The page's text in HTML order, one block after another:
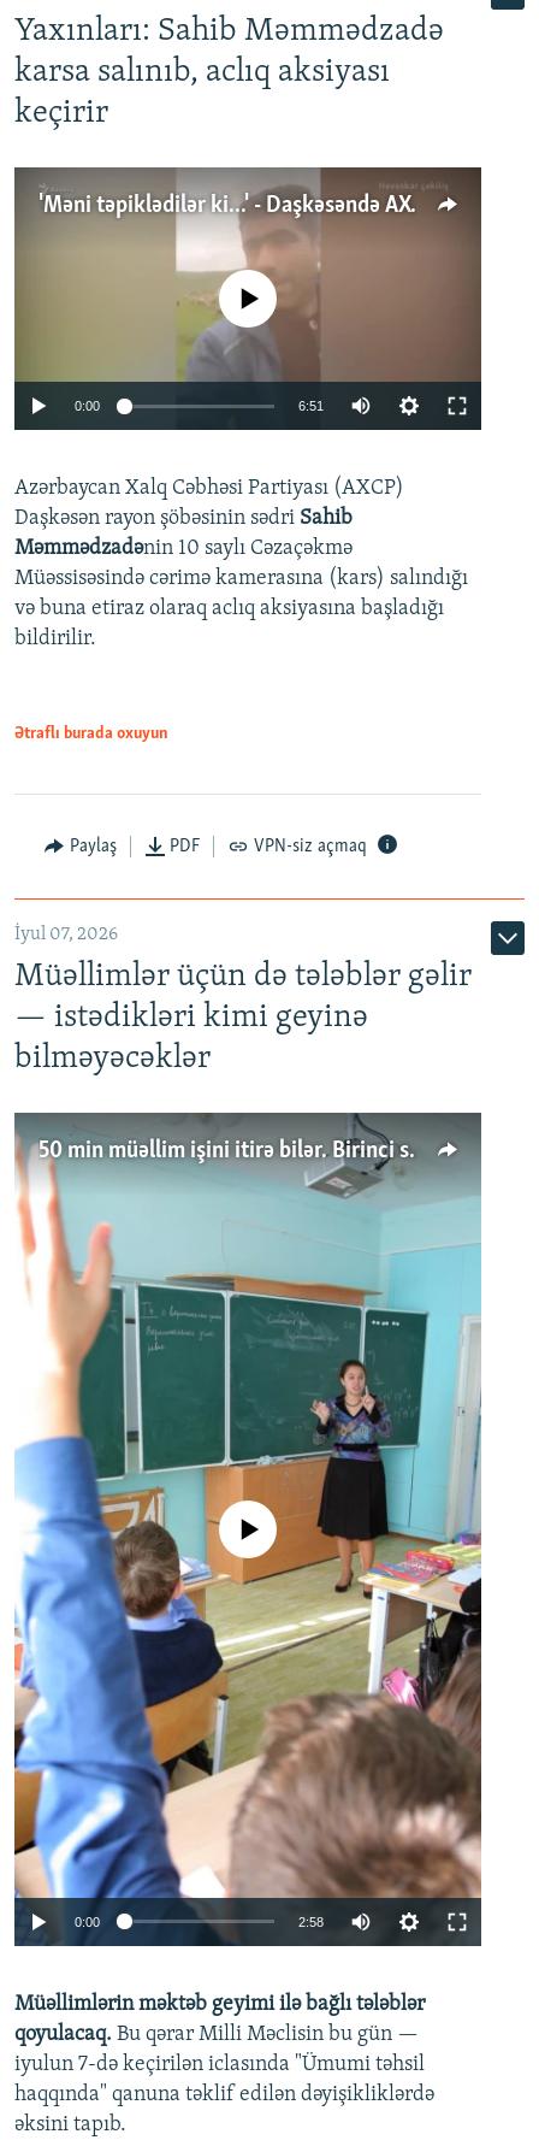
Yaxınları: Sahib Məmmədzadə
karsa salınıb, aclıq aksiyası
keçirir
'Məni təpiklədilər ki...' - Daşkəsəndə AXCP fəalının yaxınları onun həbsinə etiraz edirlər
Auto 240p 360p
720p 1080p
No media source currently available
0:00 6:51
360p
720p
1080p
Azərbaycan Xalq Cəbhəsi Partiyası (AXCP)
Daşkəsən rayon şöbəsinin sədri Sahib
Məmmədzadənin 10 saylı Cəzaçəkmə
Müəssisəsində cərimə kamerasına (kars) salındığı
və buna etiraz olaraq aclıq aksiyasına başladığı
bildirilir.
Ətraflı burada oxuyun
Paylaş PDF VPN-siz açmaq
İyul 07, 2026
Müəllimlər üçün də tələblər gəlir
— istədikləri kimi geyinə
bilməyəcəklər
50 min müəllim işini itirə bilər. Birinci sinfə gedənlər azalır
No media source currently available
0:00 2:58
360p
480p
720p
Müəllimlərin məktəb geyimi ilə bağlı tələblər
qoyulacaq. Bu qərar Milli Məclisin bu gün —
iyulun 7-də keçirilən iclasında "Ümumi təhsil
haqqında" qanuna təklif edilən dəyişikliklərdə
əksini tapıb.